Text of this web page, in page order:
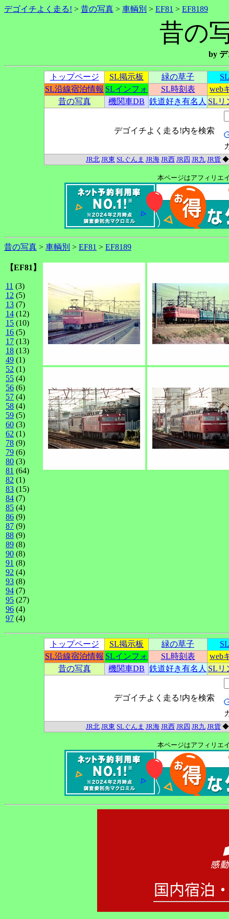
デゴイチよく走る! > 昔の写真 > 車輌別 > EF81 > EF8189
昔の
by
トップページ SL掲示板 緑の草子
SL沿線宿泊情報 SLインフォ SL時刻表
web
昔の写真
機関車DB 鉄道好き有名人 SLリ
デゴイチよく走る!内を検索
JR北 JR東 SLぐんま JR海 JR西 JR四 JR九 JR貨
本ページはアフィリエ
昔の写真 > 車輌別 > EF81 > EF8189
【EF81】
11 (3)
12 (5)
13 (7)
14 (12)
15 (10)
16 (5)
17 (13)
18 (13)
49 (1)
52 (1)
55 (4)
56 (6)
57 (4)
58 (4)
59 (5)
60 (3)
62 (1)
78 (9)
79 (6)
80 (3)
81 (64)
82 (1)
83 (15)
84 (7)
85 (4)
86 (9)
87 (9)
88 (9)
89 (8)
90 (8)
91 (8)
92 (4)
93 (8)
94 (7)
95 (27)
96 (4)
97 (4)
トップページ SL掲示板 緑の草子
SL沿線宿泊情報 SLインフォ SL時刻表
web
昔の写真
機関車DB 鉄道好き有名人 SLリ
デゴイチよく走る!内を検索
JR北 JR東 SLぐんま JR海 JR西 JR四 JR九 JR貨
本ページはアフィリエ